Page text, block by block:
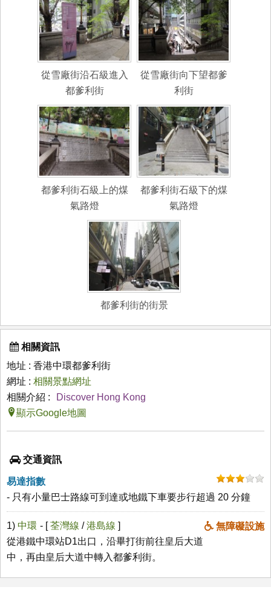
從雪廠街沿石級進入
都爹利街
從雪廠街向下望都爹
利街
都爹利街石級上的煤
氣路燈
都爹利街石級下的煤
氣路燈
都爹利街的街景
相關資訊
地址 : 香港中環都爹利街
網址 : 相關景點網址
相關介紹 :
Discover Hong Kong
顯示Google地圖
交通資訊
易達指數
- 只有小量巴士路線可到達或地鐵下車要步行超過 20 分鐘
1) 中環 無障礙設施
- [荃灣線 /港島線 ]
從港鐵中環站D1出口，沿畢打街前往皇后大道
中，再由皇后大道中轉入都爹利街。